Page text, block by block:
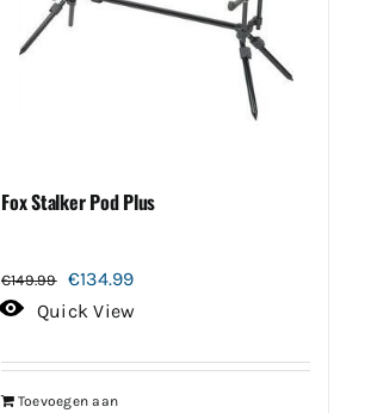
Fox Stalker Pod Plus
€149.99
Oorspronkelijke
prijs
€149.99.
€134.99Huidige
prijs
€134.99.
Quick View
Toevoegen aan